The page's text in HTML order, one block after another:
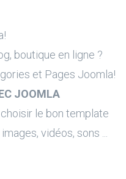
boutique en ligne ?
et Pages Joomla!
JOOMLA
le bon template
vidéos, sons ...